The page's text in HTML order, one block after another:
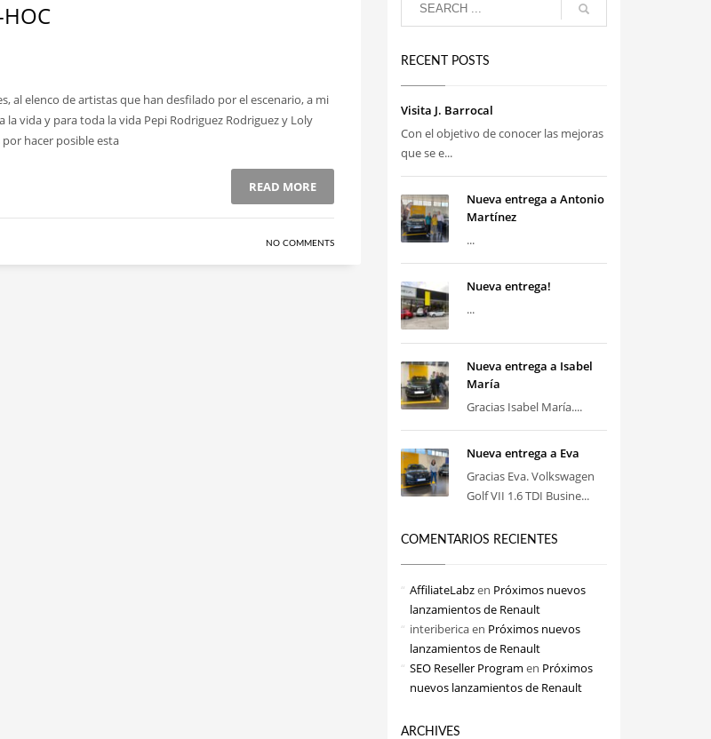
HOC
al elenco de artistas que han desfilado por el escenario, a mi
vida y para toda la vida Pepi Rodriguez Rodriguez y Loly
hacer posible esta
READ MORE
NO COMMENTS
RECENT POSTS
Visita J. Barrocal
Con el objetivo de conocer las mejoras
que se e...
Nueva entrega a Antonio
Martínez
...
Nueva entrega!
...
Nueva entrega a Isabel
María
Gracias Isabel María....
Nueva entrega a Eva
Gracias Eva. Volkswagen
Golf VII 1.6 TDI Busine...
COMENTARIOS RECIENTES
AffiliateLabzen Próximos nuevos
lanzamientos de Renault
interibericaen Próximos nuevos
lanzamientos de Renault
SEO Reseller Program en Próximos
nuevos lanzamientos de Renault
ARCHIVES